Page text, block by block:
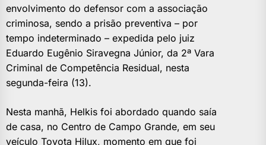
envolvimento do defensor com a associação
criminosa, sendo a prisão preventiva – por
tempo indeterminado – expedida pelo juiz
Eduardo Eugênio Siravegna Júnior, da 2ª Vara
Criminal de Competência Residual, nesta
segunda-feira (13).
Nesta manhã, Helkis foi abordado quando saía
de casa, no Centro de Campo Grande, em seu
veículo Toyota Hilux, momento em que foi